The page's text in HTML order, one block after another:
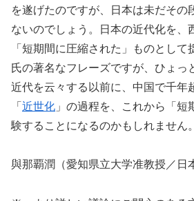
を遂げたのですが、日本は未だその
ないのでしょう。日本の近代化を、
「短期間に圧縮された」ものとして
氏の著名なフレーズですが、ひょっ
近代を云々する以前に、中国で千年
「 近世化 」の過程を、これから「
験することになるのかもしれません。
與那覇潤（愛知県立大学准教授／日